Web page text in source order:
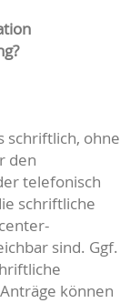
schriftlich, ohne
den
telefonisch
schriftliche
sind. Ggf.
können